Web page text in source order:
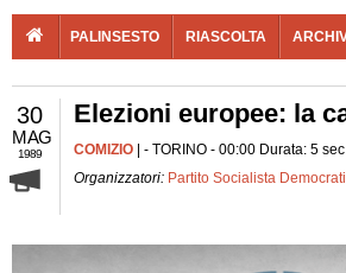
PALINSESTO RIASCOLTA
30
MAG
1989
Elezioni europee: la
COMIZIO | - TORINO - 00:00 Durata: 5 sec
Organizzatori: Partito Socialista